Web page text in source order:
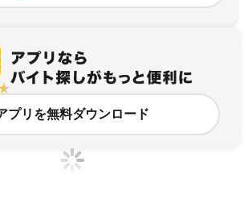
プリを無料ダウンロード